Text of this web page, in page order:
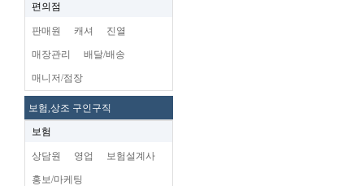
편의점
판매원 캐셔 진열
매장관리 배달/배송
매니저/점장
보험,상조 구인구직
보험
상담원 영업 보험설계사
홍보/마케팅